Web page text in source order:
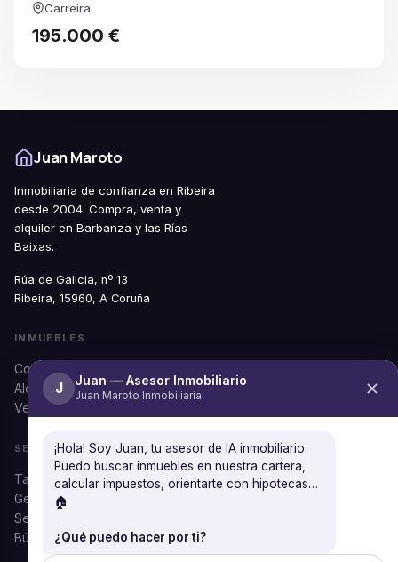
Carreira
195.000 €
Juan Maroto
Inmobiliaria de confianza en Ribeira
desde 2004. Compra, venta y
alquiler en Barbanza y las Rías
Baixas.
Rúa de Galicia, nº 13
Ribeira, 15960, A Coruña
INMUEBLES
Comprar
Alquilar
Ver todos
SERVICIOS
Tasación gratuita
Gestión documental
Seguros
Búsqueda personalizada
J Juan — Asesor Inmobiliario
Juan Maroto Inmobiliaria
¡Hola! Soy Juan, tu asesor de IA inmobiliario.
Puedo buscar inmuebles en nuestra cartera,
calcular impuestos, orientarte con hipotecas…
🏠
¿Qué puedo hacer por ti?